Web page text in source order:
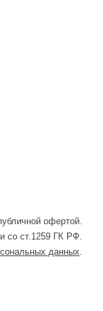
офертой.
со ст.1259 ГК РФ.
данных.